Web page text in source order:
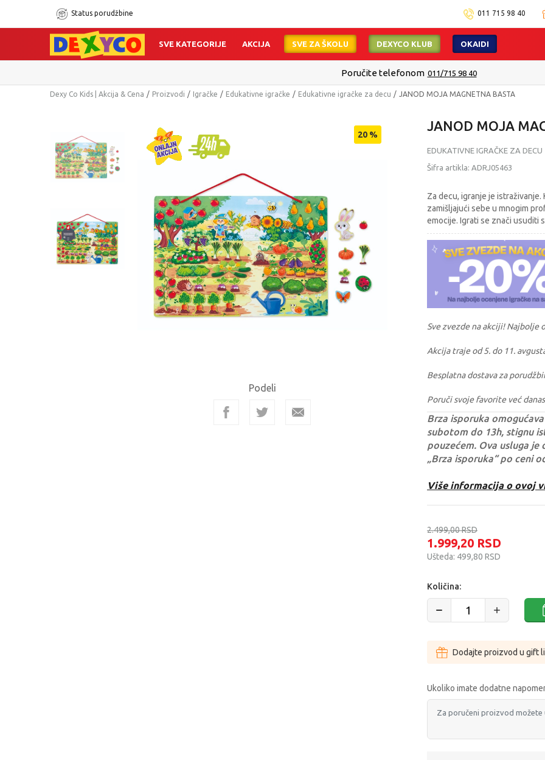
Status porudžbine 011 715 98 40
SVE KATEGORIJE AKCIJA SVE ZA ŠKOLU DEXYCO KLUB OKAIDI
Isporuku možete očekivati u roku od 2 do 4 radna dana!
Dexy Co Kids | Akcija & Cena Proizvodi Igračke Edukativne igračke Edukativne igračke za decu JANOD MOJA MAGNETNA BASTA
20 %
Podeli
JANOD MOJA
EDUKATIVNE IGRAČKE ZA DECU
Šifra artikla: ADRJ05463
Za decu, igranje je
zamišljajući sebe u mnogim
emocije. Igrati se znači usuditi
Sve zvezde na akciji! Najbolje
Akcija traje od 5. do 11.
Besplatna dostava za
Poruči svoje favorite već
Brza isporuka
subotom do 13h, stignu
pouzećem. Ova usluga
„Brza isporuka“ po ceni
Više informacija o ovoj
2.499,00RSD
1.999,20 RSD
Ušteda: 499,80 RSD
Količina:
Dodajte proizvod u gift
Ukoliko imate dodatne